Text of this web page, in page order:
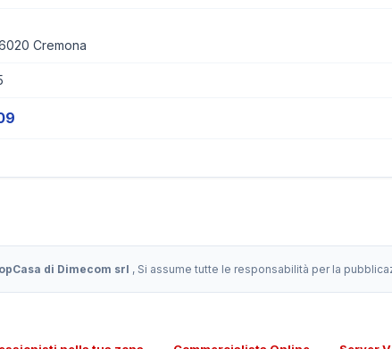
Cremona
di Dimecom srl , Si assume tutte le responsabilità per la